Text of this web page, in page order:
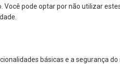
pode optar por não utilizar
básicas e a segurança